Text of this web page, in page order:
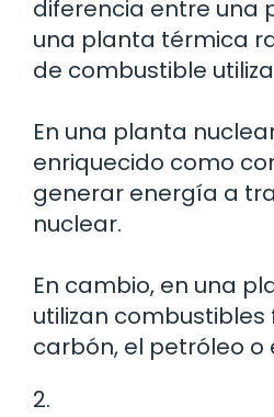
diferencia entre una
una planta térmica
de combustible
En una planta
enriquecido como
generar energía a
nuclear.
En cambio, en una
utilizan combustibles
carbón, el petróleo o
2.